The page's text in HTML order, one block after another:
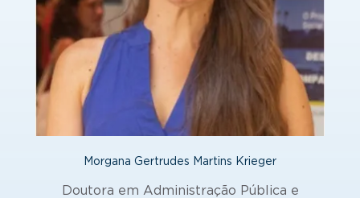
Morgana Gertrudes Martins Krieger
Doutora em Administração Pública e